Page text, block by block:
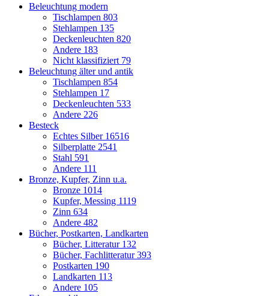
Beleuchtung modern
Tischlampen 803
Stehlampen 135
Deckenleuchten 820
Andere 183
Nicht klassifiziert 79
Beleuchtung älter und antik
Tischlampen 854
Stehlampen 17
Deckenleuchten 533
Andere 226
Besteck
Echtes Silber 16516
Silberplatte 2541
Stahl 591
Andere 111
Bronze, Kupfer, Zinn u.a.
Bronze 1014
Kupfer, Messing 1119
Zinn 634
Andere 482
Bücher, Postkarten, Landkarten
Bücher, Litteratur 132
Bücher, Fachlitteratur393
Postkarten 190
Landkarten 113
Andere 105